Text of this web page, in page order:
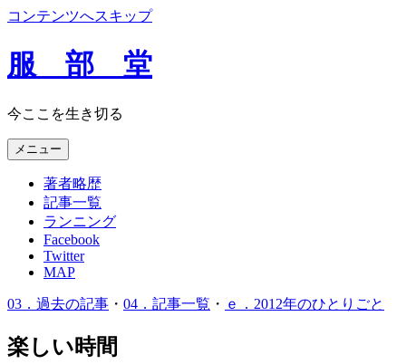
コンテンツへスキップ
服 部 堂
今ここを生き切る
メニュー
著者略歴
記事一覧
ランニング
Facebook
Twitter
MAP
03．過去の記事 ・ 04．記事一覧 ・ ｅ．2012年のひとりごと
楽しい時間